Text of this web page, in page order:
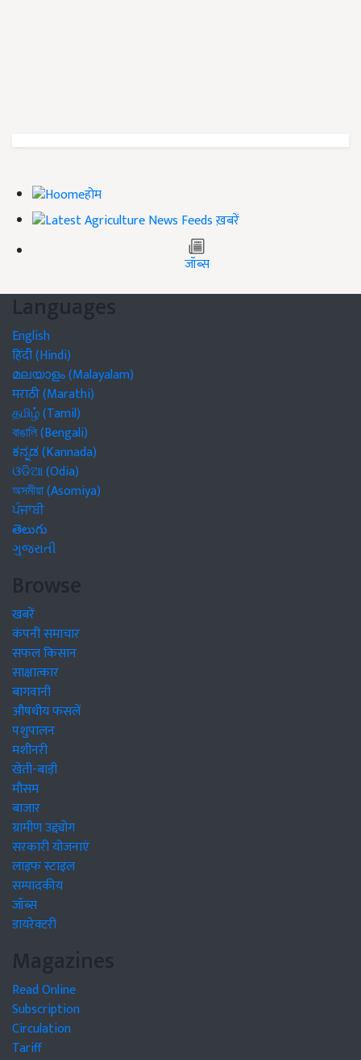
होम
ख़बरें
जॉब्स
Languages
English
हिंदी (Hindi)
മലയാളം (Malayalam)
मराठी (Marathi)
தமிழ் (Tamil)
বাঙালি (Bengali)
ಕನ್ನಡ (Kannada)
ଓଡିଆ (Odia)
অসমীয়া (Asomiya)
ਪੰਜਾਬੀ
తెలుగు
ગુજરાતી
Browse
खबरें
कंपनी समाचार
सफल किसान
साक्षात्कार
बागवानी
औषधीय फसलें
पशुपालन
मशीनरी
खेती-बाड़ी
मौसम
बाजार
ग्रामीण उद्द्योग
सरकारी योजनाएं
लाइफ स्टाइल
सम्पादकीय
जॉब्स
डायरेक्टरी
Magazines
Read Online
Subscription
Circulation
Tariff